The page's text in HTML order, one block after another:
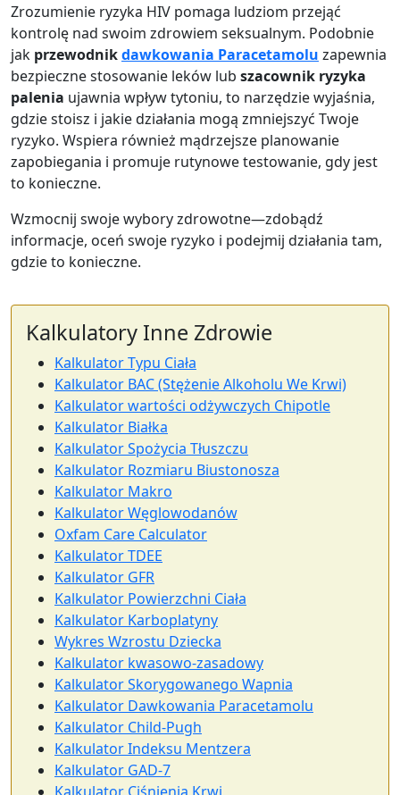
Zrozumienie ryzyka HIV pomaga ludziom przejąć
kontrolę nad swoim zdrowiem seksualnym. Podobnie
jak przewodnikdawkowania Paracetamolu zapewnia
bezpieczne stosowanie leków lub szacownik ryzyka
palenia ujawnia wpływ tytoniu, to narzędzie wyjaśnia,
gdzie stoisz i jakie działania mogą zmniejszyć Twoje
ryzyko. Wspiera również mądrzejsze planowanie
zapobiegania i promuje rutynowe testowanie, gdy jest
to konieczne.
Wzmocnij swoje wybory zdrowotne—zdobądź
informacje, oceń swoje ryzyko i podejmij działania tam,
gdzie to konieczne.
Kalkulatory Inne Zdrowie
Kalkulator Typu Ciała
Kalkulator BAC (Stężenie Alkoholu We Krwi)
Kalkulator wartości odżywczych Chipotle
Kalkulator Białka
Kalkulator Spożycia Tłuszczu
Kalkulator Rozmiaru Biustonosza
Kalkulator Makro
Kalkulator Węglowodanów
Oxfam Care Calculator
Kalkulator TDEE
Kalkulator GFR
Kalkulator Powierzchni Ciała
Kalkulator Karboplatyny
Wykres Wzrostu Dziecka
Kalkulator kwasowo-zasadowy
Kalkulator Skorygowanego Wapnia
Kalkulator Dawkowania Paracetamolu
Kalkulator Child-Pugh
Kalkulator Indeksu Mentzera
Kalkulator GAD-7
Kalkulator Ciśnienia Krwi